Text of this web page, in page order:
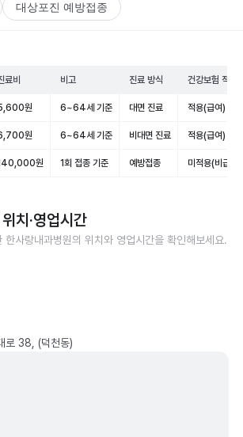
대상포진 예방접종
료비 비고 진료 방식 건강보험 적용
원 6~64세 기준 대면 진료 적용(급여)
원 6~64세 기준 비대면 진료 적용(급여)
원 1회 접종 기준 예방접종 미적용(비급여)
위치·영업시간
한사랑내과병원의 위치와 영업시간을 확인해보세요.
로 38, (덕천동)